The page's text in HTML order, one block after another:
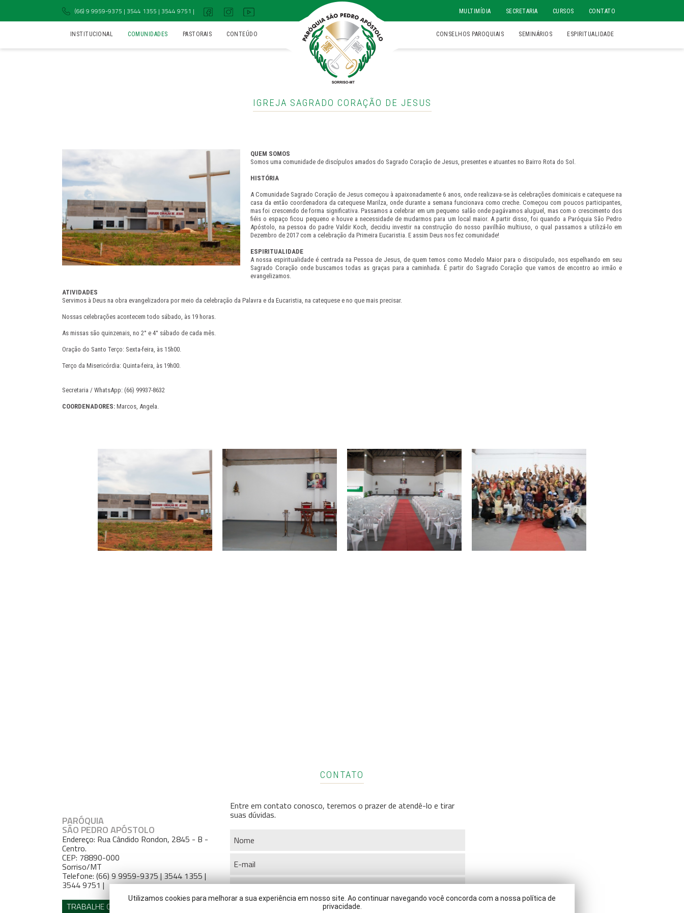
Utilizamos cookies para melhorar a sua experiência em nosso site. Ao continuar navegando você concorda com a nossa política de
privacidade.
(66) 9 9959-9375 | 3544 1355 | 3544 9751 | MULTIMÍDIA SECRETARIA CURSOS CONTATO
INSTITUCIONAL COMUNIDADES PASTORAIS CONTEÚDO CONSELHOS PAROQUIAIS SEMINÁRIOS ESPIRITUALIDADE
IGREJA SAGRADO CORAÇÃO DE JESUS
QUEM SOMOS
Somos uma comunidade de discípulos amados do Sagrado Coração de Jesus, presentes e atuantes no Bairro Rota do Sol.
HISTÓRIA
A Comunidade Sagrado Coração de Jesus começou à apaixonadamente 6 anos, onde realizava-se às celebrações dominicais e catequese na
casa da então coordenadora da catequese Marilza, onde durante a semana funcionava como creche. Começou com poucos participantes,
mas foi crescendo de forma significativa. Passamos a celebrar em um pequeno salão onde pagávamos aluguel, mas com o crescimento dos
fiéis o espaço ficou pequeno e houve a necessidade de mudarmos para um local maior. A partir disso, foi quando a Paróquia São Pedro
Apóstolo, na pessoa do padre Valdir Koch, decidiu investir na construção do nosso pavilhão multiuso, o qual passamos a utilizá-lo em
Dezembro de 2017 com a celebração da Primeira Eucaristia. E assim Deus nos fez comunidade!
ESPIRITUALIDADE
A nossa espiritualidade é centrada na Pessoa de Jesus, de quem temos como Modelo Maior para o discipulado, nos espelhando em seu
Sagrado Coração onde buscamos todas as graças para a caminhada. É partir do Sagrado Coração que vamos de encontro ao irmão e
evangelizamos.
ATIVIDADES
Servimos à Deus na obra evangelizadora por meio da celebração da Palavra e da Eucaristia, na catequese e no que mais precisar.
Nossas celebrações acontecem todo sábado, às 19 horas.
As missas são quinzenais, no 2° e 4° sábado de cada mês.
Oração do Santo Terço: Sexta-feira, às 15h00.
Terço da Misericórdia: Quinta-feira, às 19h00.
Secretaria / WhatsApp: (66) 99937-8632
COORDENADORES: Marcos, Angela.
CONTATO
PARÓQUIA
SÃO PEDRO APÓSTOLO
Endereço: Rua Cândido Rondon, 2845 - B -
Centro.
CEP: 78890-000
Sorriso/MT
Telefone: (66) 9 9959-9375 | 3544 1355 |
3544 9751 |
TRABALHE CONOSCO
Entre em contato conosco, teremos o prazer de atendê-lo e tirar
suas dúvidas.